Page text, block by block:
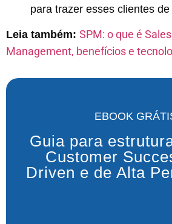
para trazer esses clientes de
Leia também: SPM: o que é
Management, benefícios e
EBOOK
Guia para
Customer
Driven e de Alta